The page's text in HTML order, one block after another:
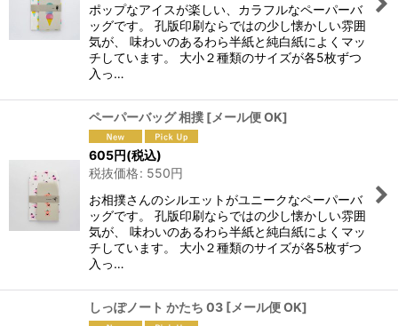
ポップなアイスが楽しい、カラフルなペーパーバ
ッグです。 孔版印刷ならではの少し懐かしい雰囲
気が、 味わいのあるわら半紙と純白紙によくマッ
チしています。 大小２種類のサイズが各5枚ずつ
入っ…
ペーパーバッグ 相撲 [メール便 OK]
605円(税込)
税抜価格: 550円
お相撲さんのシルエットがユニークなペーパーバ
ッグです。 孔版印刷ならではの少し懐かしい雰囲
気が、 味わいのあるわら半紙と純白紙によくマッ
チしています。 大小２種類のサイズが各5枚ずつ
入っ…
しっぽノート かたち 03 [メール便 OK]